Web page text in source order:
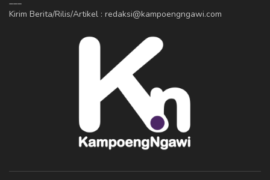
Kirim Berita/Rilis/Artikel : redaksi@kampoengngawi.com